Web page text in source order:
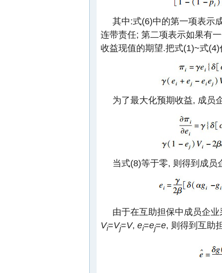
其中:式(6)中的第一项表示
连带责任; 第二项表示如果有
收益现值的期望.把式(1)~式
为了最大化预期收益, 成员
当式(8)等于零, 则得到成员
由于在互助担保中成员企
Vi=Vj=V, ei=ej=e, 则得到互助